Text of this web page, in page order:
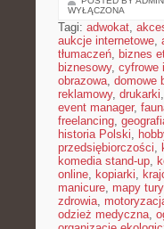
WYŁĄCZONA
Tagi: adwokat,
aukcje internetowe,
tłumaczeń, biznes
biznesowy, cyfrowe
obrazowa, domowe
reklamowy, drukarki,
event manager,
freelancing,
historia Polski,
przedsiębiorczości,
komedia stand-up,
online, kopiarki,
manicure, mapy
zdrowia,
odzież medyczna,